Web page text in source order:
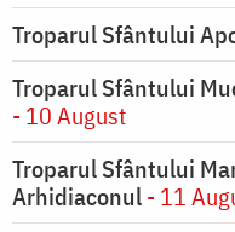
Troparul Sfântului
Troparul Sfântului
- 10 August
Troparul Sfântului
Arhidiaconul- 11